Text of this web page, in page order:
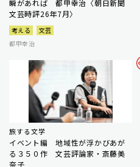
瞬があれば 都甲幸治〈朝日新聞
文芸時評26年7月〉
考える
文芸
都甲幸治
旅する文学
イベント編 地域性が浮かびあが
る３５０作 文芸評論家・斎藤美
奈子